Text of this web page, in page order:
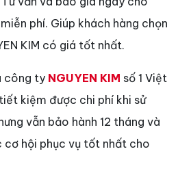
phí. Giúp khách hàng chọn
KIM có giá tốt nhất.
công ty NGUYEN KIM số 1 Việt
kiệm được chi phí khi sử
vẫn bảo hành 12 tháng và
hội phục vụ tốt nhất cho